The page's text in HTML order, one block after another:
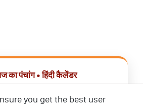
का पंचांग • हिंदी कैलेंडर
you get the best user